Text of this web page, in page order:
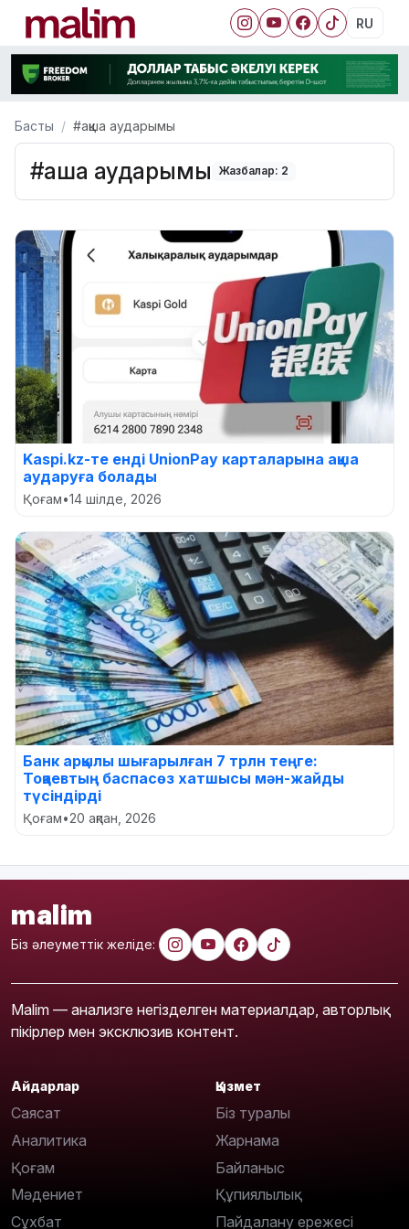
RU
Басты #ақша аударымы
#ақша аударымы Жазбалар: 2
Kaspi.kz-те енді UnionPay карталарына ақша
аударуға болады
Қоғам•14 шілде, 2026
Банк арқылы шығарылған 7 трлн теңге:
Тоқаевтың баспасөз хатшысы мән-жайды
түсіндірді
Қоғам•20 ақпан, 2026
malim
Біз әлеуметтік желіде:
Malim — анализге негізделген материалдар, авторлық
пікірлер мен эксклюзив контент.
Айдарлар
Саясат
Аналитика
Қоғам
Мәдениет
Сұхбат
Қызмет
Біз туралы
Жарнама
Байланыс
Құпиялылық
Пайдалану ережесі